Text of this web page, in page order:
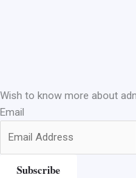
Wish to know more about
Email
Subscribe